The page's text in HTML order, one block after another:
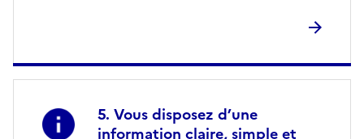
Vous disposez d’une
information claire, simple et